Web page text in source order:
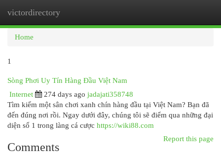
victordirectory
Home
1
Sòng Phơi Uy Tín Hàng Đầu Việt Nam
Internet
274 days ago jadajati358748
Tìm kiếm một sân chơi xanh chín hàng đầu tại Việt Nam? Bạn đã
đến đúng nơi rồi. Ngay dưới đây, chúng tôi sẽ điểm qua những đại
diện số 1 trong làng cá cược https://wiki88.com
Report this page
Comments